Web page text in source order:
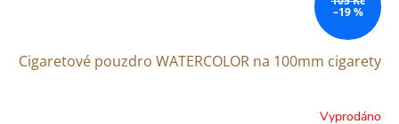
–19 %
Cigaretové pouzdro WATERCOLOR na 100mm cigarety
Vyprodáno